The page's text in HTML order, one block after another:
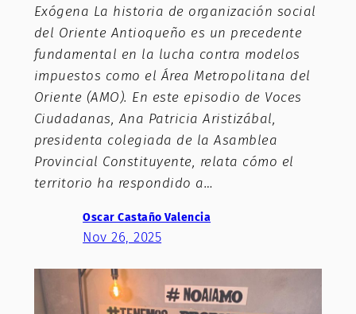
Exógena La historia de organización social
del Oriente Antioqueño es un precedente
fundamental en la lucha contra modelos
impuestos como el Área Metropolitana del
Oriente (AMO). En este episodio de Voces
Ciudadanas, Ana Patricia Aristizábal,
presidenta colegiada de la Asamblea
Provincial Constituyente, relata cómo el
territorio ha respondido a…
Oscar Castaño Valencia
Nov 26, 2025